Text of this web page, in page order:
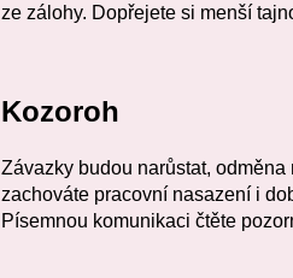
ze zálohy. Dopřejete si menší
Kozoroh
Závazky budou narůstat,
zachováte pracovní nasazení i
Písemnou komunikaci čtěte